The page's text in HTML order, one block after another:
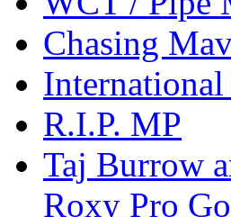
Chasing
R.I.P. MP
Taj Burrow
Roxy Pro